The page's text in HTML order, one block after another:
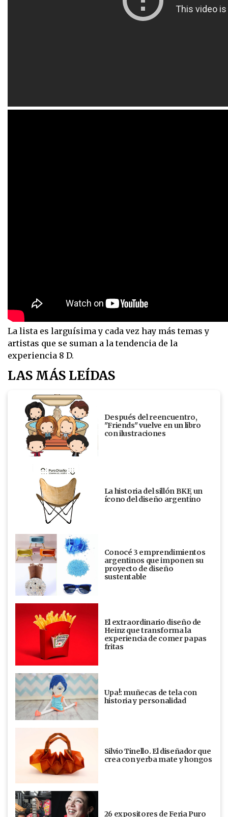
La lista es larguísima y cada vez hay más temas y
artistas que se suman a la tendencia de la
experiencia 8 D.
LAS MÁS LEÍDAS
Después del reencuentro,
"Friends" vuelve en un libro
con ilustraciones
La historia del sillón BKF, un
ícono del diseño argentino
Conocé 3 emprendimientos
argentinos que imponen su
proyecto de diseño
sustentable
El extraordinario diseño de
Heinz que transforma la
experiencia de comer papas
fritas
Upa!: muñecas de tela con
historia y personalidad
Silvio Tinello. El diseñador que
crea con yerba mate y hongos
26 expositores de Feria Puro